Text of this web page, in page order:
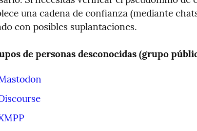
una cadena de confianza (mediante
con posibles suplantaciones.
de personas desconocidas (grupo